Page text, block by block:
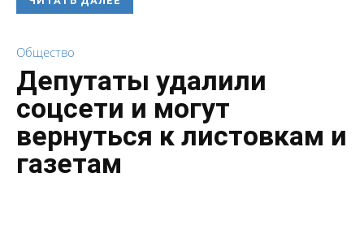
Общество
Депутаты удалили
соцсети и могут
вернуться к листовкам и
газетам